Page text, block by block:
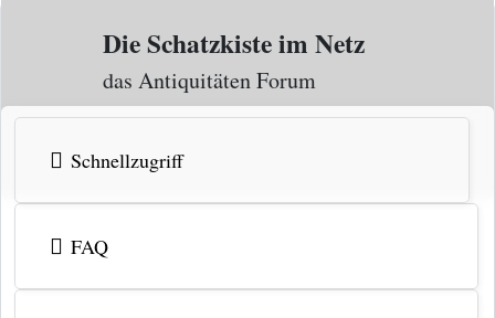
Zum Inhalt
Die Schatzkiste im Netz
das Antiquitäten Forum
Schnellzugriff
FAQ